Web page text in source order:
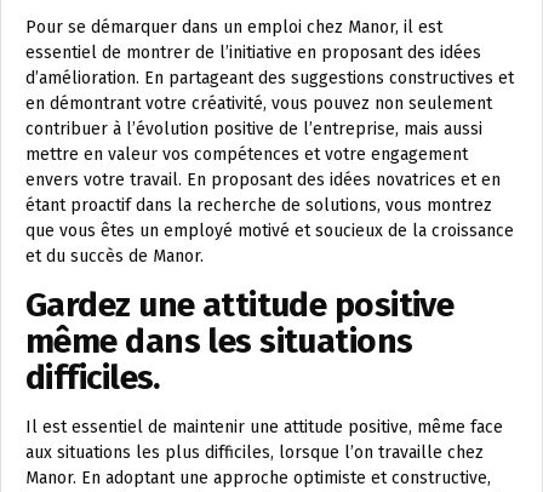
Pour se démarquer dans un emploi chez Manor, il est
essentiel de montrer de l’initiative en proposant des idées
d’amélioration. En partageant des suggestions constructives et
en démontrant votre créativité, vous pouvez non seulement
contribuer à l’évolution positive de l’entreprise, mais aussi
mettre en valeur vos compétences et votre engagement
envers votre travail. En proposant des idées novatrices et en
étant proactif dans la recherche de solutions, vous montrez
que vous êtes un employé motivé et soucieux de la croissance
et du succès de Manor.
Gardez une attitude positive
même dans les situations
difficiles.
Il est essentiel de maintenir une attitude positive, même face
aux situations les plus difficiles, lorsque l’on travaille chez
Manor. En adoptant une approche optimiste et constructive,